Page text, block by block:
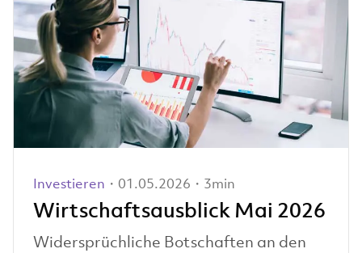
Investieren ・01.05.2026・3min
Wirtschaftsausblick Mai 2026
Widersprüchliche Botschaften an den